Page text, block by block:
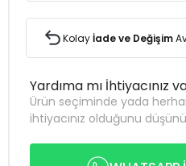
Kolayİade ve Değişim
Yardıma mı İhtiyacınız
Ürün seçiminde yada
ihtiyacınız olduğunu